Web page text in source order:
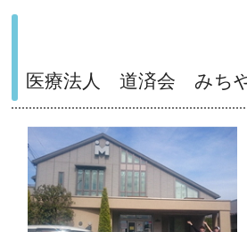
医療法人 道済会 みち